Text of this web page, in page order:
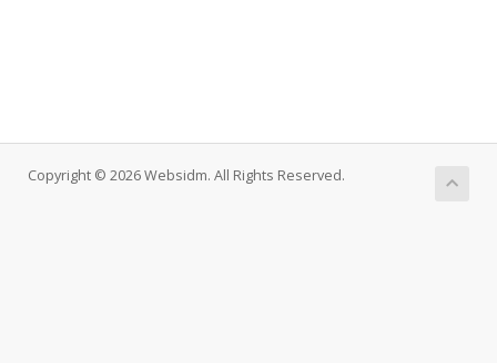
Copyright © 2026 Websidm. All Rights Reserved.